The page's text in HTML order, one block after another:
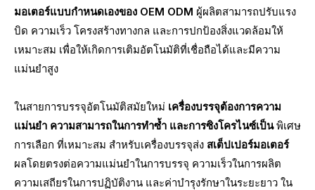
มอเตอร์แบบกำหนดเองของ OEM ODM ผู้ผลิตสามารถปรับแรง
บิด ความเร็ว โครงสร้างทางกล และการปกป้องสิ่งแวดล้อมให้
เหมาะสม เพื่อให้เกิดการเติมอัตโนมัติที่เชื่อถือได้และมีความ
แม่นยำสูง
ในสายการบรรจุอัตโนมัติสมัยใหม่ เครื่องบรรจุต้องการความ
แม่นยำ ความสามารถในการทำซ้ำ และการซิงโครไนซ์เป็นพิเศษ
การเลือก ที่เหมาะสม สำหรับเครื่องบรรจุส่ง สเต็ปเปอร์มอเตอร์
ผลโดยตรงต่อความแม่นยำในการบรรจุ ความเร็วในการผลิต
ความเสถียรในการปฏิบัติงาน และค่าบำรุงรักษาในระยะยาว ใน